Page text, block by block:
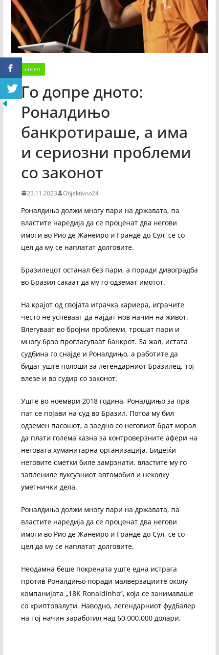
СПОРТ
Го допре дното:
Роналдињо
банкротираше, а има
и сериозни проблеми
со законот
23.11.2023 Objektivno24
Роналдињо должи многу пари на државата, па
властите наредија да се проценат два негови
имоти во Рио де Жанеиро и Гранде до Сул, се со
цел да му се наплатат долговите.
Бразилецот останал без пари, а поради дивоградба
во Бразил сакаат да му го одземат имотот.
На крајот од својата играчка кариера, играчите
често не успеваат да најдат нов начин на живот.
Влегуваат во бројни проблеми, трошат пари и
многу брзо прогласуваат банкрот. За жал, истата
судбина го снајде и Роналдињо, а работите да
бидат уште полоши за легендарниот Бразилец, тој
влезе и во судир со законот.
Уште во ноември 2018 година, Роналдињо за прв
пат се појави на суд во Бразил. Потоа му бил
одземен пасошот, а заедно со неговиот брат морал
да плати голема казна за контроверзните афери на
неговата хуманитарна организација. Бидејќи
неговите сметки биле замрзнати, властите му го
заплениле луксузниот автомобил и неколку
уметнички дела.
Роналдињо должи многу пари на државата, па
властите наредија да се проценат два негови
имоти во Рио де Жанеиро и Гранде до Сул, се со
цел да му се наплатат долговите.
Неодамна беше покрената уште една истрага
против Роналдињо поради малверзациите околу
компанијата „18K Ronaldinho“, која се занимаваше
со криптовалути. Наводно, легендарниот фудбалер
на тој начин заработил над 60.000.000 долари.